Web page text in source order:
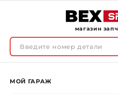
магазин
МОЙ ГАРАЖ